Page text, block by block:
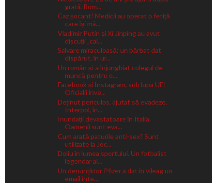
gratii. Rom...
Caz șocant! Medicii au operat o fetiță
care își mâ...
Vladimir Putin și Xi Jinping au avut
discuții „cal...
Salvare miraculoasă: un bărbat dat
dispărut, în ur...
Un român și-a înjunghiat colegul de
muncă pentru o...
Facebook și Instagram, sub lupa UE!
Oficialii inve...
Deținut periculos, ajutat să evadeze.
Interpol, în...
Inundații devastatoare în Italia.
Oamenii sunt eva...
Cum arată paturile anti-sex? Sunt
utilizate la Joc...
Doliu în lumea sportului. Un fotbalist
legendar al...
Un denunțător Pfizer a dat în vileag un
email inte...